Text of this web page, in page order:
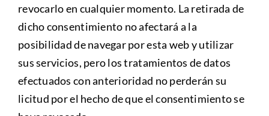
revocarlo en cualquier momento. La retirada de
dicho consentimiento no afectará a la
posibilidad de navegar por esta web y utilizar
sus servicios, pero los tratamientos de datos
efectuados con anterioridad no perderán su
licitud por el hecho de que el consentimiento se